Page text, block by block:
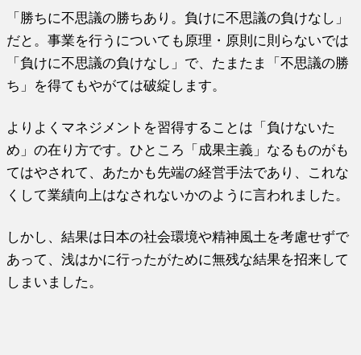
「勝ちに不思議の勝ちあり。負けに不思議の負けなし」
だと。事業を行うについても原理・原則に則らないでは
「負けに不思議の負けなし」で、たまたま「不思議の勝
ち」を得てもやがては破綻します。
よりよくマネジメントを習得することは「負けないた
め」の在り方です。ひところ「成果主義」なるものがも
てはやされて、あたかも先端の経営手法であり、これな
くして業績向上はなされないかのように言われました。
しかし、結果は日本の社会環境や精神風土を考慮せずで
あって、浅はかに行ったがために無残な結果を招来して
しまいました。